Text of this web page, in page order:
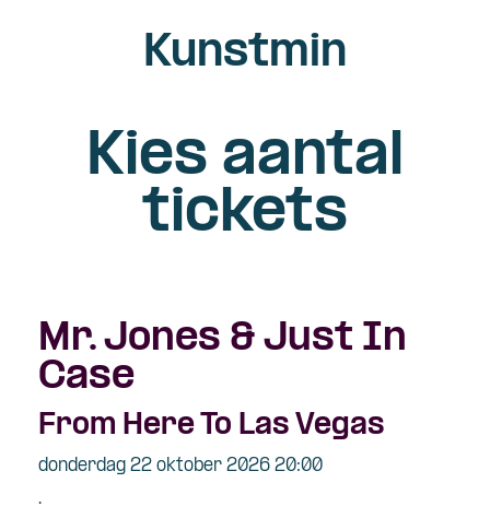
Kunstmin
Kies aantal
tickets
Mr. Jones & Just In
Case
From Here To Las Vegas
donderdag 22 oktober 2026 20:00
.